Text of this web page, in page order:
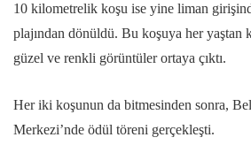
10 kilometrelik koşu ise yine liman
plajından dönüldü. Bu koşuya her yaştan
güzel ve renkli görüntüler ortaya çıktı.
Her iki koşunun da bitmesinden sonra,
Merkezi’nde ödül töreni gerçekleşti.